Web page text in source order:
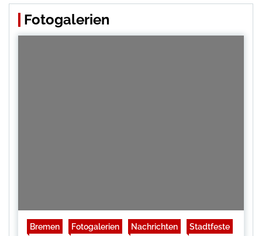
Fotogalerien
Bremen Fotogalerien Nachrichten Stadtfeste